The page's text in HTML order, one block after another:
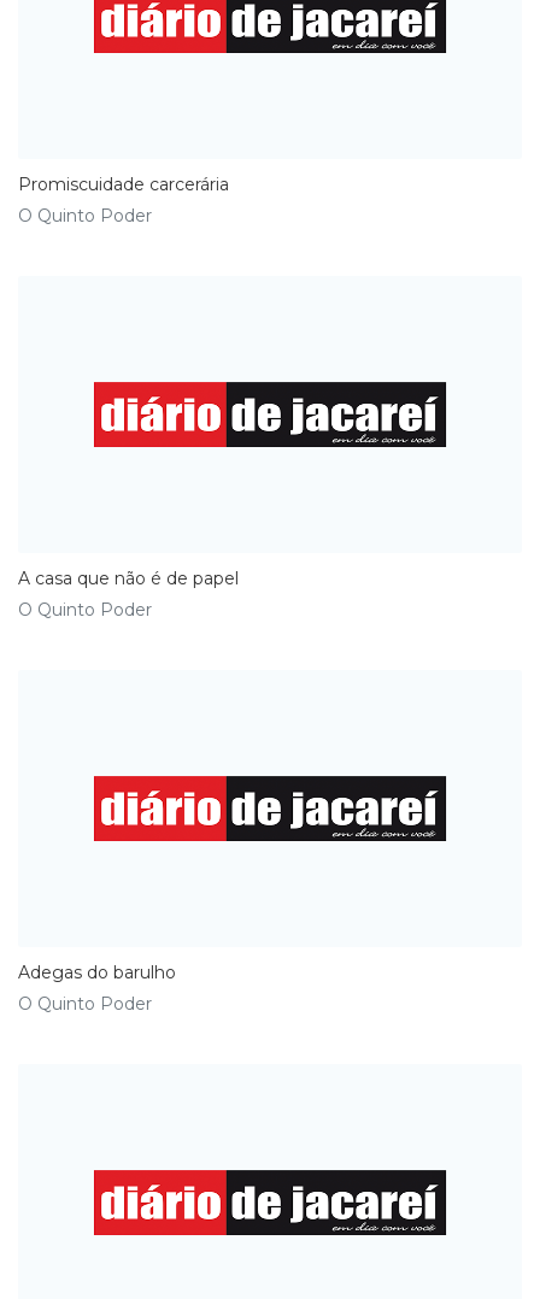
Promiscuidade carcerária
O Quinto Poder
A casa que não é de papel
O Quinto Poder
Adegas do barulho
O Quinto Poder